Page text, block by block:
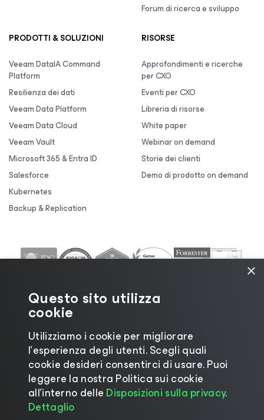
Forum di ricerca e sviluppo
PRODOTTI & SOLUZIONI
Veeam DataIA Command
Platform
Resilienza dei dati
Veeam Data Platform
Veeam Data Cloud
Veeam Vault
Microsoft 365 & Entra ID
Salesforce
Kubernetes
Backup & Replication
RISORSE
Approfondimenti e ricerche
per CXO
Eventi per CXO
Libreria di risorse
White paper
Webinar on demand
Storie dei clienti
Demo di prodotto on demand
©2026 Veeam® Software |Informativa sulla privacy
Informativa sui cookie|Informazioni legali|Policy
di licenza
×
Questo sito utilizza
cookie
Utilizziamo i cookie per migliorare
l’esperienza degli utenti. Scegli quali
cookie desideri consentirci di usare. Puoi
leggere la nostra Politica sui cookie
all’interno delle Disposizioni sulla privacy.
Dettaglio